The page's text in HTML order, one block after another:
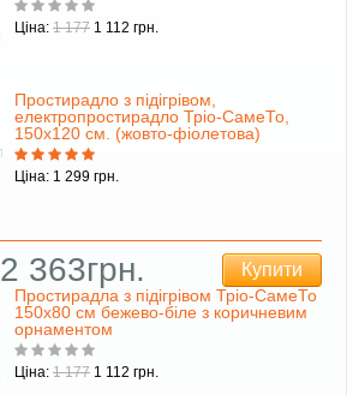
Ціна: 1 177 1 112 грн.
Простирадло з підігрівом,
електропростирадло Тріо-СамеТо,
150х120 см. (жовто-фіолетова)
Ціна: 1 299 грн.
2 363грн. Купити
Простирадла з підігрівом Тріо-СамеТо
150х80 см бежево-біле з коричневим
орнаментом
Ціна: 1 177 1 112 грн.